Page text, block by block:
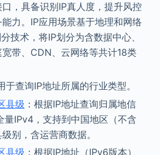
，具备识别IP真人度，提升风控
力。IP应用场景基于地理和网络
技术，将IP划分为含数据中心、
带、CDN、云网络等共计18类
于查询IP地址所属的行业类型。
县级 ：根据IP地址查询归属地信
量IPv4，支持到中国地区（不含
别，含运营商数据。
县级 ：根据IP地址（IPv6版本）